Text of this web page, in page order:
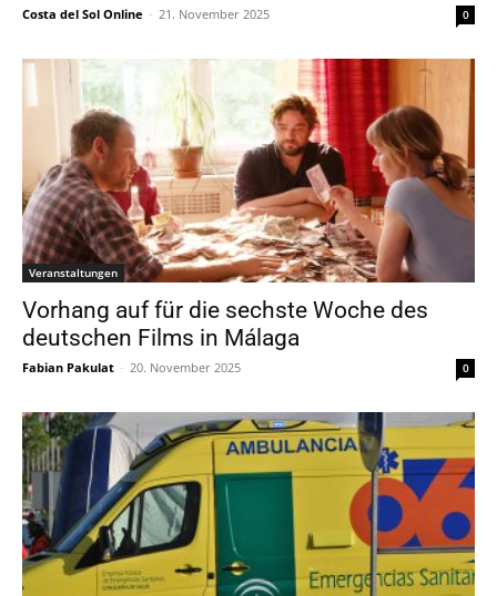
Costa del Sol Online - 21. November 2025 0
Veranstaltungen
Vorhang auf für die sechste Woche des
deutschen Films in Málaga
Fabian Pakulat - 20. November 2025 0